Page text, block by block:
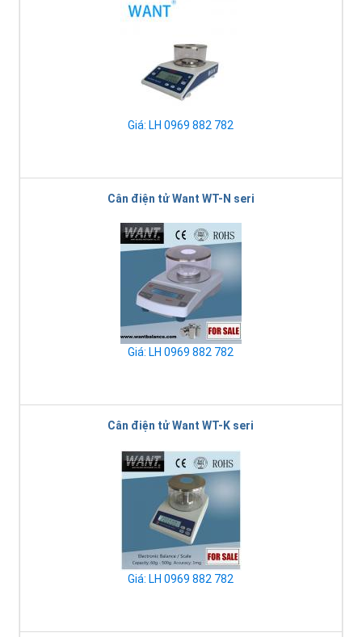
Giá: LH 0969 882 782
Cân điện tử Want WT-N seri
Giá: LH 0969 882 782
Cân điện tử Want WT-K seri
Giá: LH 0969 882 782